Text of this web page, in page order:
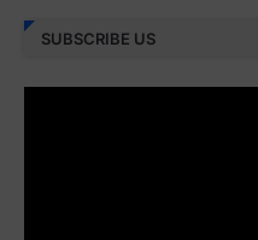
SUBSCRIBE US